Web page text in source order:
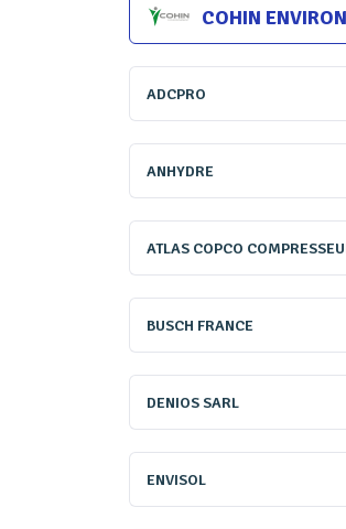
Les
déplacer
se
COHIN
ADCPRO
ANHYDRE
ATLAS COPCO
BUSCH FRANCE
DENIOS SARL
ENVISOL